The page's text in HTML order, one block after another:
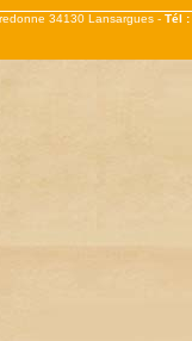
34130 Lansargues -Tél